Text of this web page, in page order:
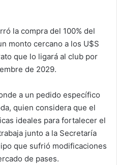
la compra del 100% del
monto cercano a los U$S
que lo ligará al club por
de 2029.
a un pedido específico
quien considera que el
ideales para fortalecer el
junto a la Secretaría
que sufrió modificaciones
de pases.